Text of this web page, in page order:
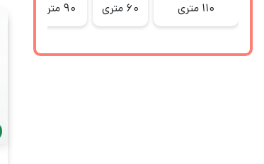
110 متری ۶۰ متری 90 متری